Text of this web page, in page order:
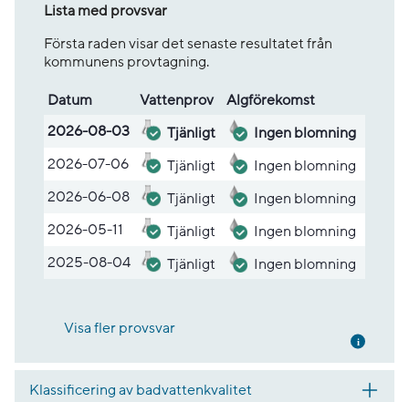
Lista med provsvar
Första raden visar det senaste resultatet från
kommunens provtagning.
Lista med provsvar
Datum Vatten­prov
Alg­före­komst
2026-08-03
Tjänligt
Ingen blomning
2026-07-06
Tjänligt
Ingen blomning
2026-06-08
Tjänligt
Ingen blomning
2026-05-11
Tjänligt
Ingen blomning
2025-08-04
Tjänligt Ingen blomning
Visa fler provsvar Mer
Klassificering av badvattenkvalitet